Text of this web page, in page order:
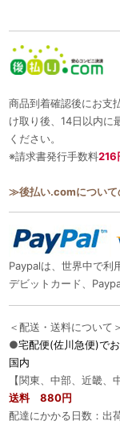
商品到着確認後にお支
け取り後、14日以内に
ください。
※請求書発行手数料216
≫後払い.comについて
Paypalは、世界中で利
デビットカード、
＜配送・送料について＞
●宅配便(佐川急便)で
国内
【関東、中部、近畿、
送料 880円
配達にかかる日数：出